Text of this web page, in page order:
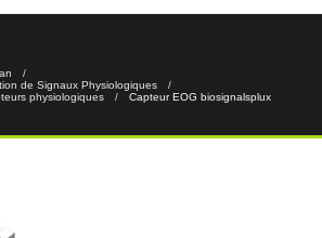
de Signaux Physiologiques
physiologiques
Capteur EOG biosignalsplux